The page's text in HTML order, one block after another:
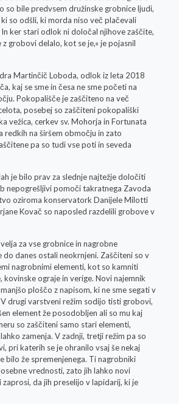
so bile predvsem družinske grobnice ljudi,
so odšli, ki morda niso več plačevali
ker stari odlok ni določal njihove zaščite,
grobovi delalo, kot se je,« je pojasnil
Martinčič Loboda, odlok iz leta 2018
kaj se sme in česa ne sme početi na
Pokopališče je zaščiteno na več
posebej so zaščiteni pokopališki
vežica, cerkev sv. Mohorja in Fortunata
redkih na širšem območju in zato
pa so tudi vse poti in seveda
je bilo prav za slednje najtežje določiti
nepogrešljivi pomoči takratnega Zavoda
oziroma konservatork Danijele Milotti
Kovač so naposled razdelili grobove v
za vse grobnice in nagrobne
do danes ostali neokrnjeni. Zaščiteni so v
nagrobnimi elementi, kot so kamniti
ograje in verige. Novi najemnik
ploščo z napisom, ki ne sme segati v
drugi varstveni režim sodijo tisti grobovi,
element že posodobljen ali so mu kaj
so zaščiteni samo stari elementi,
zamenja. V zadnji, tretji režim pa so
pri katerih se je ohranilo vsaj še nekaj
bilo že spremenjenega. Ti nagrobniki
vrednosti, zato jih lahko novi
zaprosi, da jih preselijo v lapidarij, ki je